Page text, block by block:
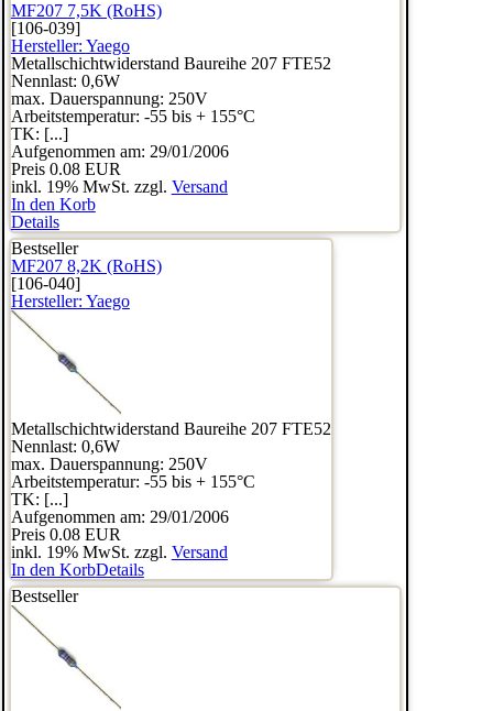
MF207 7,5K (RoHS)
[106-039]
Hersteller: Yaego
Metallschichtwiderstand Baureihe 207 FTE52
Nennlast: 0,6W
max. Dauerspannung: 250V
Arbeitstemperatur: -55 bis + 155°C
TK: [...]
Aufgenommen am: 29/01/2006
Preis 0.08 EUR
inkl. 19% MwSt. zzgl. Versand
In den Korb
Details
Bestseller
MF207 8,2K (RoHS)
[106-040]
Hersteller: Yaego
Metallschichtwiderstand Baureihe 207 FTE52
Nennlast: 0,6W
max. Dauerspannung: 250V
Arbeitstemperatur: -55 bis + 155°C
TK: [...]
Aufgenommen am: 29/01/2006
Preis 0.08 EUR
inkl. 19% MwSt. zzgl. Versand
In den KorbDetails
Bestseller